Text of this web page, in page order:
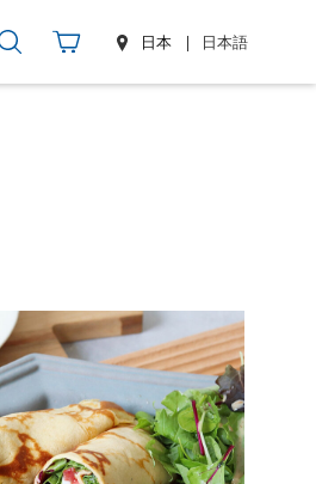
日本 日本語